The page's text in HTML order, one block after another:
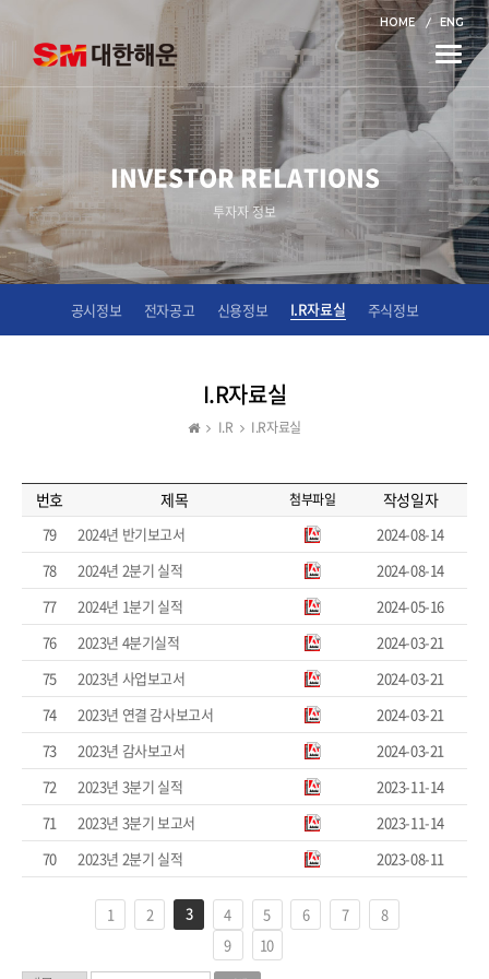
HOME ENG
Toggle
INVESTOR RELATIONS
투자자 정보
공시정보 전자공고 신용정보 I.R자료실 주식정보
I.R자료실
I.R I.R자료실
번호 제목 첨부파일 작성일자
79 2024년 반기보고서
2024-08-14
78
2024년 2분기 실적
2024-08-14
77
2024년 1분기 실적
2024-05-16
76
2023년 4분기실적
2024-03-21
75
2023년 사업보고서
2024-03-21
74
2023년 연결 감사보고서
2024-03-21
73
2023년 감사보고서
2024-03-21
72
2023년 3분기 실적
2023-11-14
71
2023년 3분기 보고서
2023-11-14
70
2023년 2분기 실적 2023-08-11
1 2 3 4 5 6 7
8
9
10